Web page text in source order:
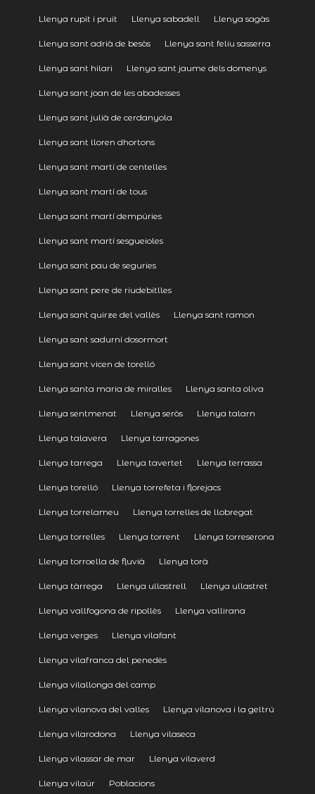
Llenya rupit i pruit Llenya sabadell Llenya sagàs
Llenya sant adrià de besòs Llenya sant feliu sasserra
Llenya sant hilari Llenya sant jaume dels domenys
Llenya sant joan de les abadesses
Llenya sant julià de cerdanyola
Llenya sant lloren dhortons
Llenya sant martí de centelles
Llenya sant martí de tous
Llenya sant martí dempúries
Llenya sant martí sesgueioles
Llenya sant pau de seguries
Llenya sant pere de riudebitlles
Llenya sant quirze del vallès Llenya sant ramon
Llenya sant sadurní dosormort
Llenya sant vicen de torelló
Llenya santa maria de miralles Llenya santa oliva
Llenya sentmenat Llenya seròs Llenya talarn
Llenya talavera Llenya tarragones
Llenya tarrega Llenya tavertet Llenya terrassa
Llenya torelló Llenya torrefeta i florejacs
Llenya torrelameu Llenya torrelles de llobregat
Llenya torrelles Llenya torrent Llenya torreserona
Llenya torroella de fluvià Llenya torà
Llenya tàrrega Llenya ullastrell Llenya ullastret
Llenya vallfogona de ripollès Llenya vallirana
Llenya verges Llenya vilafant
Llenya vilafranca del penedès
Llenya vilallonga del camp
Llenya vilanova del valles Llenya vilanova i la geltrú
Llenya vilarodona Llenya vilaseca
Llenya vilassar de mar Llenya vilaverd
Llenya vilaür Poblacions